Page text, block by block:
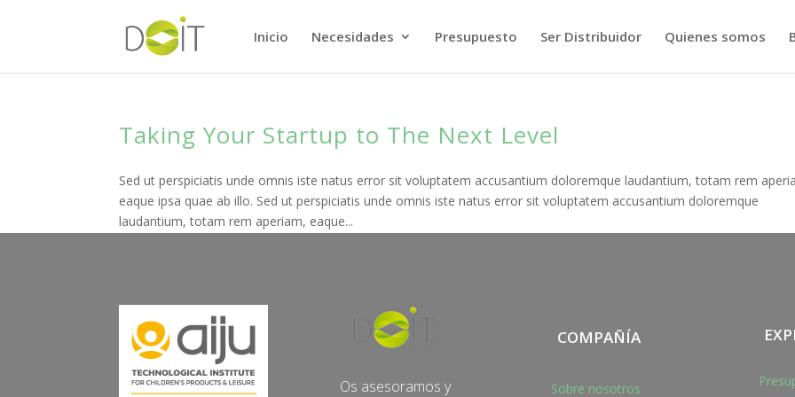
Inicio Necesidades Presupuesto Ser Distribuidor Quienes somos
Taking Your Startup to The Next Level
Sed ut perspiciatis unde omnis iste natus error sit voluptatem accusantium doloremque laudantium, totam rem
eaque ipsa quae ab illo. Sed ut perspiciatis unde omnis iste natus error sit voluptatem accusantium doloremque
laudantium, totam rem aperiam, eaque...
Os asesoramos y
COMPAÑÍA
Sobre nosotros